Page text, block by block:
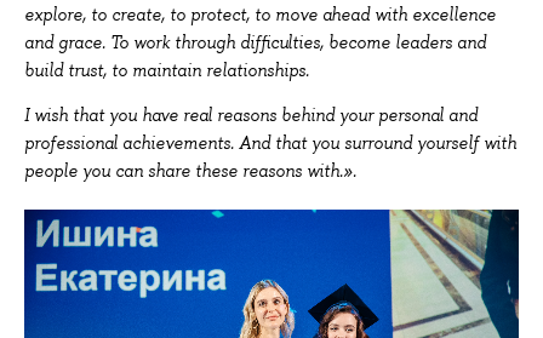
explore, to create, to protect, to move ahead with excellence
and grace. To work through difficulties, become leaders and
build trust, to maintain relationships.
I wish that you have real reasons behind your personal and
professional achievements. And that you surround yourself with
people you can share these reasons with.».